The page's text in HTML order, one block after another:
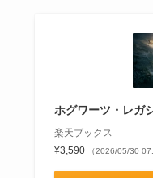
ホグワーツ・レ
楽天ブックス
¥3,590
（2026/05/30